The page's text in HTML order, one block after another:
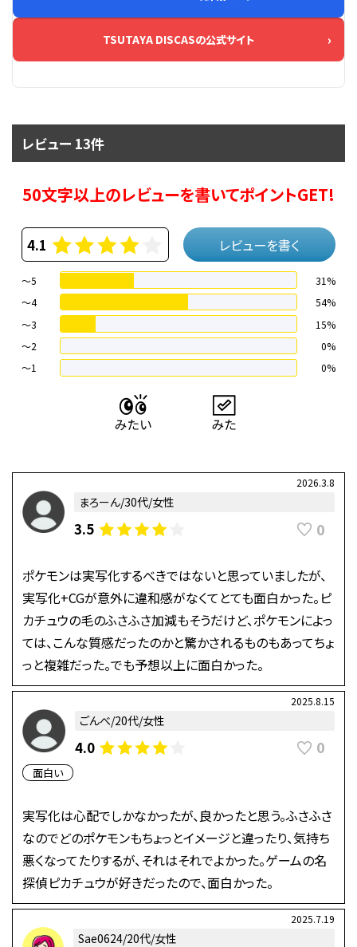
TSUTAYA DISCASの公式サイト
レビュー 13件
50文字以上のレビューを書いてポイントGET!
4.1 レビューを書く
～5
31%
～4
54%
〜3
15%
〜2
0%
〜1
0%
2026.3.8
まろーん/30代/女性
3.5 0
ポケモンは実写化するべきではないと思っていましたが、
実写化+CGが意外に違和感がなくてとても面白かった。ピ
カチュウの毛のふさふさ加減もそうだけど、ポケモンによっ
ては、こんな質感だったのかと驚かされるものもあってちょ
っと複雑だった。でも予想以上に面白かった。
2025.8.15
ごんべ/20代/女性
4.0 0
面白い
実写化は心配でしかなかったが、良かったと思う。ふさふさ
なのでどのポケモンもちょっとイメージと違ったり、気持ち
悪くなってたりするが、それはそれでよかった。ゲームの名
探偵ピカチュウが好きだったので、面白かった。
2025.7.19
Sae0624/20代/女性